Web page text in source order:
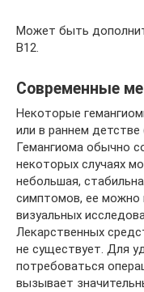
Может быть
В12.
Современные
Некоторые
или в раннем
Гемангиома обычно
некоторых случаях
небольшая,
симптомов, ее
визуальных
Лекарственных
не существует. Для
потребоваться
вызывает